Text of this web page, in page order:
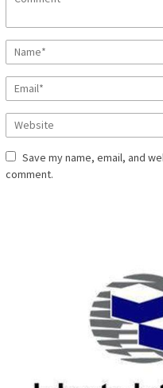
Save my name, email, and
comment.